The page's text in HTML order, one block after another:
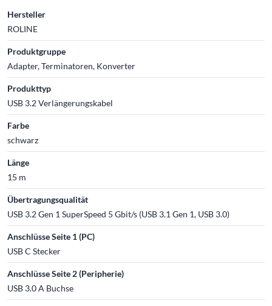
Hersteller
ROLINE
Produktgruppe
Adapter, Terminatoren, Konverter
Produkttyp
USB 3.2 Verlängerungskabel
Farbe
schwarz
Länge
15 m
Übertragungsqualität
USB 3.2 Gen 1 SuperSpeed 5 Gbit/s (USB 3.1 Gen 1, USB 3.0)
Anschlüsse Seite 1 (PC)
USB C Stecker
Anschlüsse Seite 2 (Peripherie)
USB 3.0 A Buchse